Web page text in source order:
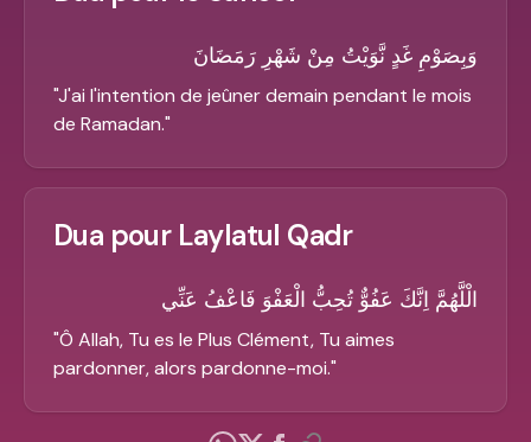
وَبِصَوْمِ غَدٍ نَّوَيْتُ مِنْ شَهْرِ رَمَضَانَ
"J'ai l'intention de jeûner demain pendant le mois
de Ramadan."
Dua pour Laylatul Qadr
الْلَّهُمَّ اِنَّكَ عَفُوٌّ تُحِبُّ الْعَفْوَ فَاعْفُ عَنِّي
"Ô Allah, Tu es le Plus Clément, Tu aimes
pardonner, alors pardonne-moi."